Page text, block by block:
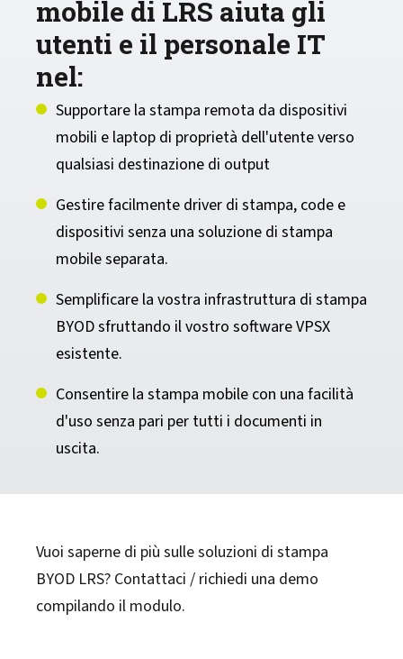
mobile di LRS aiuta gli
utenti e il personale IT
nel:
Supportare la stampa remota da dispositivi
mobili e laptop di proprietà dell'utente verso
qualsiasi destinazione di output
Gestire facilmente driver di stampa, code e
dispositivi senza una soluzione di stampa
mobile separata.
Semplificare la vostra infrastruttura di stampa
BYOD sfruttando il vostro software VPSX
esistente.
Consentire la stampa mobile con una facilità
d'uso senza pari per tutti i documenti in
uscita.
Vuoi saperne di più sulle soluzioni di stampa
BYOD LRS? Contattaci / richiedi una demo
compilando il modulo.